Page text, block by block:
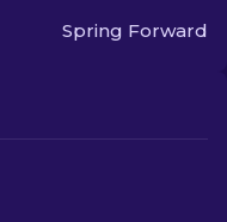
Spring Forward